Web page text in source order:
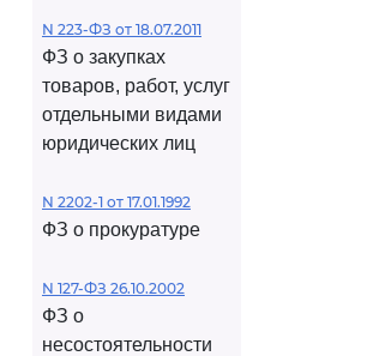
N 223-ФЗ от 18.07.2011
ФЗ о закупках
товаров, работ, услуг
отдельными видами
юридических лиц
N 2202-1 от 17.01.1992
ФЗ о прокуратуре
N 127-ФЗ 26.10.2002
ФЗ о
несостоятельности